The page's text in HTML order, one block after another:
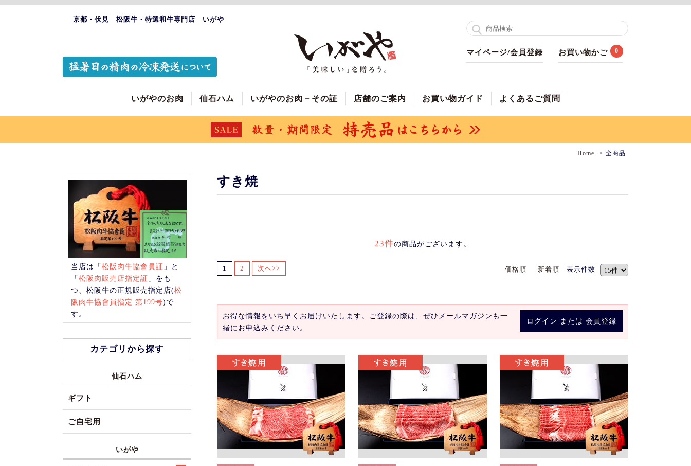
京都・伏見 松阪牛・特選和牛専門店 いがや
マイページ/会員登録 お買い物かご 0
いがやのお肉 仙石ハム いがやのお肉－その証 店舗のご案内 お買い物ガイド よくあるご質問
Home 全商品
すき焼
23件の商品がございます。
価格順 新着順 表示件数
1 2 次へ>>
ログイン または 会員登録
お得な情報をいち早くお届けいたします。ご登録の際は、ぜひメールマガジンも一
緒にお申込みください。
当店は「松阪肉牛協會員証 」と
「松阪肉販売店指定証 」をも
つ、松阪牛の正規販売指定店(松
阪肉牛協會員指定 第199号)で
す。
カテゴリから探す
仙石ハム
ギフト
ご自宅用
いがや